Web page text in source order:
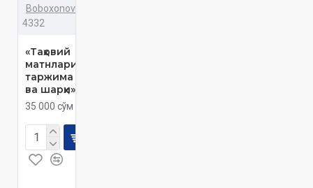
Boboxonov»
4332
‎«Таҳовий
матнлари
таржима
ва шарҳи»
35 000 сўм